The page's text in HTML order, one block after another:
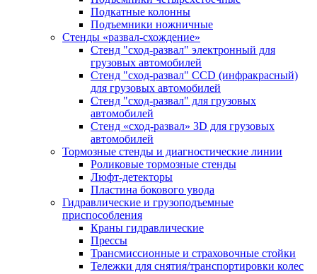
Подкатные колонны
Подъемники ножничные
Стенды «развал-схождение»
Стенд "сход-развал" электронный для
грузовых автомобилей
Стенд "сход-развал" CCD (инфракрасный)
для грузовых автомобилей
Стенд "сход-развал" для грузовых
автомобилей
Стенд «сход-развал» 3D для грузовых
автомобилей
Тормозные стенды и диагностические линии
Роликовые тормозные стенды
Люфт-детекторы
Пластина бокового увода
Гидравлические и грузоподъемные
приспособления
Краны гидравлические
Прессы
Трансмиссионные и страховочные стойки
Тележки для снятия/транспортировки колес